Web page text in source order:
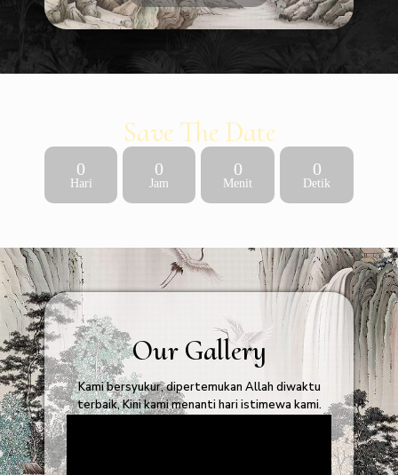
Save The Date
0
Hari
0
Jam
0
Menit
0
Detik
Our Gallery
Kami bersyukur, dipertemukan Allah diwaktu
terbaik, Kini kami menanti hari istimewa kami.